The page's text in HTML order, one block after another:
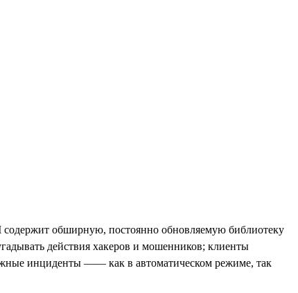
обширную, постоянно обновляемую библиотеку
действия хакеров и мошенников; клиенты
инциденты —— как в автоматическом режиме, так